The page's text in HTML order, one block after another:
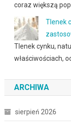
coraz większą
Tlenek
Tlenek cynku,
właściwościach,
ARCHIWA
sierpień 2026